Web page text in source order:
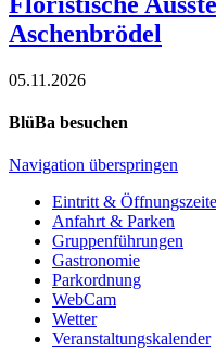
Aschenbrödel
05.11.2026
BlüBa besuchen
Navigation überspringen
Eintritt &
Anfahrt & Parken
Gruppenführungen
Gastronomie
Parkordnung
WebCam
Wetter
Veranstaltungskalender